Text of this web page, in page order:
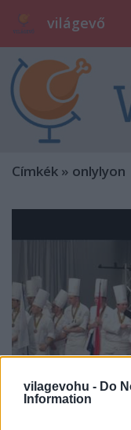
vilagevohu - Do
Information
világevő
Címkék » onlylyon